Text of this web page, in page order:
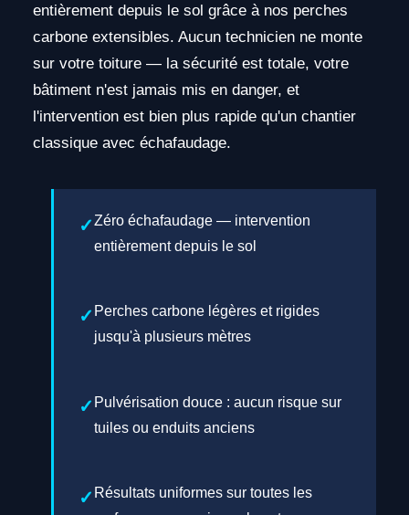
entièrement depuis le sol grâce à nos perches
carbone extensibles. Aucun technicien ne monte
sur votre toiture — la sécurité est totale, votre
bâtiment n'est jamais mis en danger, et
l'intervention est bien plus rapide qu'un chantier
classique avec échafaudage.
Zéro échafaudage — intervention
entièrement depuis le sol
Perches carbone légères et rigides
jusqu'à plusieurs mètres
Pulvérisation douce : aucun risque sur
tuiles ou enduits anciens
Résultats uniformes sur toutes les